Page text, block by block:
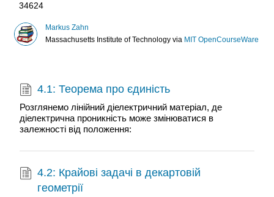
34624
Markus Zahn
Massachusetts Institute of Technologyvia MIT OpenCourseWare
4.1: Теорема про єдиність
Розглянемо лінійний діелектричний матеріал, де
діелектрична проникність може змінюватися в
залежності від положення:
4.2: Крайові задачі в декартовій
геометрії